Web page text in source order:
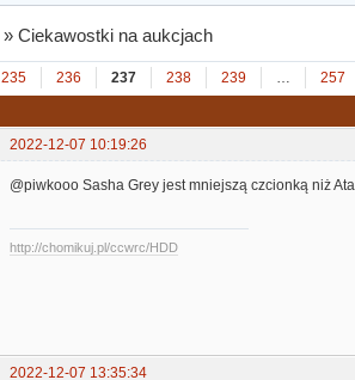
»Ciekawostki na aukcjach
235 236 237 238 239 … 257
2022-12-07 10:19:26
@piwkooo Sasha Grey jest mniejszą czcionką niż
http://chomikuj.pl/ccwrc/HDD
2022-12-07 13:35:34